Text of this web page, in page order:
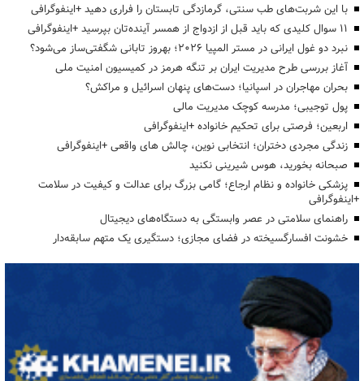
با این شربت‌های طب سنتی، گرمازدگی تابستان را فراری دهید +اینفوگرافی
۱۱ سوال کلیدی که باید قبل از ازدواج از همسر آینده‌تان بپرسید +اینفوگرافی
نبرد دو غول ایرانی در مستر المپیا ۲۰۲۶؛ بهروز تابانی شگفتی‌ساز می‌شود؟
آغاز بررسی طرح مدیریت ایران بر تنگه هرمز در کمیسیون امنیت ملی
بحران مهاجران در اسپانیا؛ دست‌های پنهان اسرائیل و مراکش؟
پول توجیبی؛ مدرسه کوچک مدیریت مالی
اربعین؛ فرصتی برای تحکیم خانواده +اینفوگرافی
زندگی مجردی دختران؛ انتخابی نوین، چالش های واقعی +اینفوگرافی
صبحانه بخورید، هوس شیرینی نکنید
پزشکی خانواده و نظام ارجاع؛ گامی بزرگ برای عدالت و کیفیت در سلامت
+اینفوگرافی
راهنمای سلامتی در عصر وابستگی به دستگاه‌های دیجیتال
خشونت افسارگسیخته در فضای مجازی؛ دستگیری یک متهم سابقه‌دار